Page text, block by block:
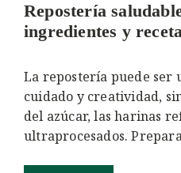
Repostería
ingredientes y
La repostería puede ser
cuidado y creatividad,
del azúcar, las harinas
ultraprocesados.